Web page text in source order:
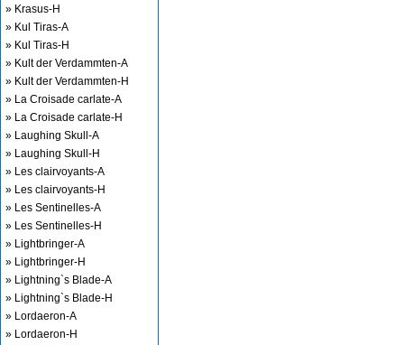
» Krasus-H
» Kul Tiras-A
» Kul Tiras-H
» Kult der Verdammten-A
» Kult der Verdammten-H
» La Croisade carlate-A
» La Croisade carlate-H
» Laughing Skull-A
» Laughing Skull-H
» Les clairvoyants-A
» Les clairvoyants-H
» Les Sentinelles-A
» Les Sentinelles-H
» Lightbringer-A
» Lightbringer-H
» Lightning`s Blade-A
» Lightning`s Blade-H
» Lordaeron-A
» Lordaeron-H